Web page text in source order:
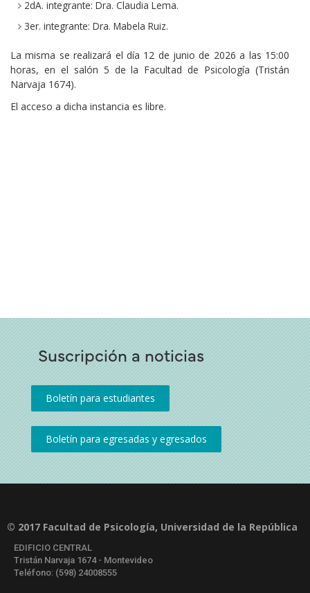
2dA. integrante: Dra. Claudia Lema.
3er. integrante: Dra. Mabela Ruiz.
La misma se realizará el día 12 de junio de 2026 a las 15:00
horas, en el salón 5 de la Facultad de Psicología (Tristán
Narvaja 1674).
El acceso a dicha instancia es libre.
Suscripción a noticias
© 2017 Facultad de Psicología, Universidad de la República
EDIFICIO CENTRAL
Tristán Narvaja 1674 - Montevideo
Teléfono: (598) 24008555